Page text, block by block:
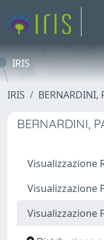
IRIS
IRIS BERNARDINI,
BERNARDINI,
Visualizzazione
Visualizzazione
Visualizzazione